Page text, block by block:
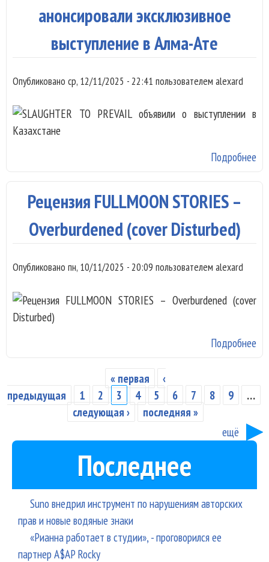
анонсировали эксклюзивное
выступление в Алма-Ате
Опубликовано ср, 12/11/2025 - 22:41 пользователем alexard
Подробнее
Рецензия FULLMOON STORIES –
Overburdened (cover Disturbed)
Опубликовано пн, 10/11/2025 - 20:09 пользователем alexard
Подробнее
Страницы
« первая
‹
предыдущая
1 2 3 4 5 6 7 8 9
…
следующая ›
последняя »
ещё
Последнее
Suno внедрил инструмент по нарушениям авторских
прав и новые водяные знаки
«Рианна работает в студии», - проговорился ее
партнер A$AP Rocky